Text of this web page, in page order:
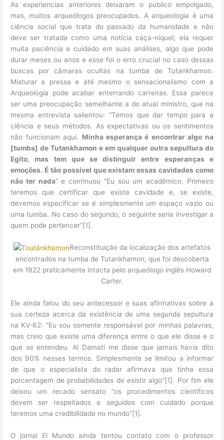
As experiencias anteriores deixaram o público empolgado,
mas, muitos arqueólogos preocupados. A arqueologia é uma
ciência social que trata do passado da humanidade e não
deve ser tratada como uma notícia caça-níquel; ela requer
muita paciência e cuidado em suas análises, algo que pode
durar meses ou anos e esse foi o erro crucial no caso dessas
buscas por câmaras ocultas na tumba de Tutankhamon.
Misturar a pressa e até mesmo o sensacionalismo com a
Arqueologia pode acabar enterrando carreiras. Essa parece
ser uma preocupação semelhante a do atual ministro, que na
mesma entrevista salientou: “Temos que dar tempo para a
ciência e seus métodos. As expectativas ou os sentimentos
não funcionam aqui. Minha esperança é encontrar algo na
[tumba] de Tutankhamon e em qualquer outra sepultura do
Egito, mas tem que se distinguir entre esperanças e
emoções. É tão possível que existam essas cavidades como
não ter nada” e continuou “Eu sou um acadêmico. Primeiro
teremos que certificar que existe cavidade e, se existe,
devemos especificar se é simplesmente um espaço vazio ou
uma tumba. No caso do segundo, o seguinte seria investigar a
quem pode pertencer”[1].
Reconstituição da localização dos artefatos
encontrados na tumba de Tutankhamon, que foi descoberta
em 1922 praticamente intacta pelo arqueólogo inglês Howard
Carter.
Ele ainda falou do seu antecessor e suas afirmativas sobre a
sua certeza acerca da existência de uma segunda sepultura
na KV-62: “Eu sou somente responsável por minhas palavras,
mas creio que existe uma diferença entre o que ele disse e o
que se entendeu. Al Damati me disse que jamais havia dito
dos 90% nesses termos. Simplesmente se limitou a informar
de que o especialista do radar afirmava que tinha essa
porcentagem de probabilidades de existir algo”[1]. Por fim ele
deixou um recado sensato “os procedimentos científicos
devem ser respeitados e seguidos com cuidado porque
teremos uma credibilidade no mundo”[1].
O jornal El Mundo ainda tentou contato com o professor